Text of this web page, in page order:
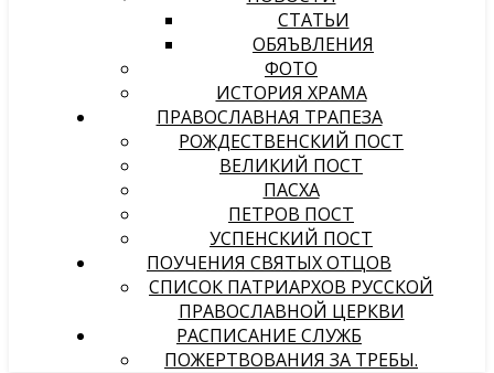
СТАТЬИ
ОБЯЪВЛЕНИЯ
ФОТО
ИСТОРИЯ ХРАМА
ПРАВОСЛАВНАЯ ТРАПЕЗА
РОЖДЕСТВЕНСКИЙ ПОСТ
ВЕЛИКИЙ ПОСТ
ПАСХА
ПЕТРОВ ПОСТ
УСПЕНСКИЙ ПОСТ
ПОУЧЕНИЯ СВЯТЫХ ОТЦОВ
СПИСОК ПАТРИАРХОВ РУССКОЙ
ПРАВОСЛАВНОЙ ЦЕРКВИ
РАСПИСАНИЕ СЛУЖБ
ПОЖЕРТВОВАНИЯ ЗА ТРЕБЫ.